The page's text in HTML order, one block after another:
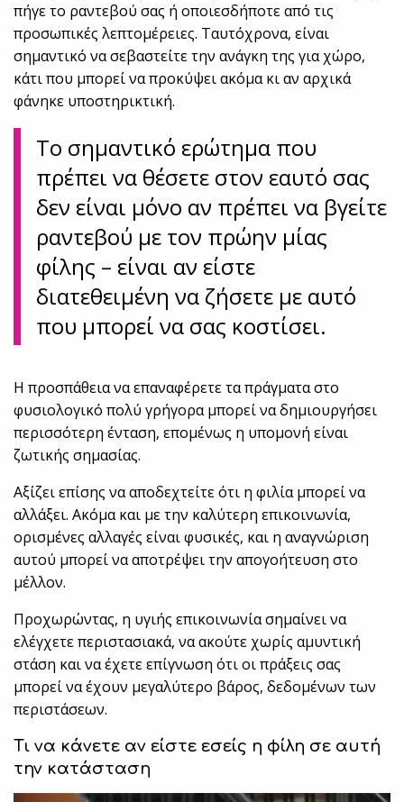
πήγε το ραντεβού σας ή οποιεσδήποτε από τις
προσωπικές λεπτομέρειες. Ταυτόχρονα, είναι
σημαντικό να σεβαστείτε την ανάγκη της για χώρο,
κάτι που μπορεί να προκύψει ακόμα κι αν αρχικά
φάνηκε υποστηρικτική.
Το σημαντικό ερώτημα που
πρέπει να θέσετε στον εαυτό σας
δεν είναι μόνο αν πρέπει να βγείτε
ραντεβού με τον πρώην μίας
φίλης – είναι αν είστε
διατεθειμένη να ζήσετε με αυτό
που μπορεί να σας κοστίσει.
Η προσπάθεια να επαναφέρετε τα πράγματα στο
φυσιολογικό πολύ γρήγορα μπορεί να δημιουργήσει
περισσότερη ένταση, επομένως η υπομονή είναι
ζωτικής σημασίας.
Αξίζει επίσης να αποδεχτείτε ότι η φιλία μπορεί να
αλλάξει. Ακόμα και με την καλύτερη επικοινωνία,
ορισμένες αλλαγές είναι φυσικές, και η αναγνώριση
αυτού μπορεί να αποτρέψει την απογοήτευση στο
μέλλον.
Προχωρώντας, η υγιής επικοινωνία σημαίνει να
ελέγχετε περιστασιακά, να ακούτε χωρίς αμυντική
στάση και να έχετε επίγνωση ότι οι πράξεις σας
μπορεί να έχουν μεγαλύτερο βάρος, δεδομένων των
περιστάσεων.
Τι να κάνετε αν είστε εσείς η φίλη σε αυτή
την κατάσταση